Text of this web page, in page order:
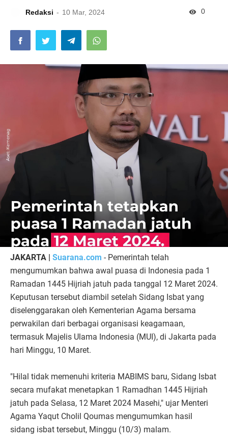
Redaksi 10 Mar, 2024 0
JAKARTA | Suarana.com - Pemerintah telah
mengumumkan bahwa awal puasa di Indonesia pada 1
Ramadan 1445 Hijriah jatuh pada tanggal 12 Maret 2024.
Keputusan tersebut diambil setelah Sidang Isbat yang
diselenggarakan oleh Kementerian Agama bersama
perwakilan dari berbagai organisasi keagamaan,
termasuk Majelis Ulama Indonesia (MUI), di Jakarta pada
hari Minggu, 10 Maret.
"Hilal tidak memenuhi kriteria MABIMS baru, Sidang Isbat
secara mufakat menetapkan 1 Ramadhan 1445 Hijriah
jatuh pada Selasa, 12 Maret 2024 Masehi," ujar Menteri
Agama Yaqut Cholil Qoumas mengumumkan hasil
sidang isbat tersebut, Minggu (10/3) malam.